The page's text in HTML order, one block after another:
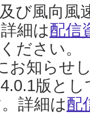
び風向風
細は配信
ださい。
お知らせ
版と
詳細は配